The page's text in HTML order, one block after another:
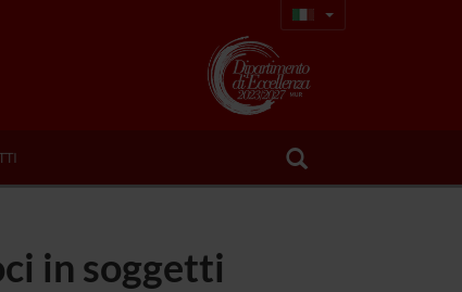
in soggetti